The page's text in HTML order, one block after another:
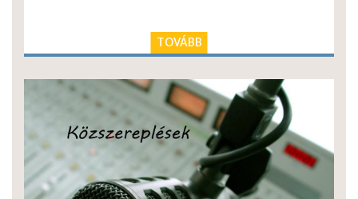
TOVÁBB